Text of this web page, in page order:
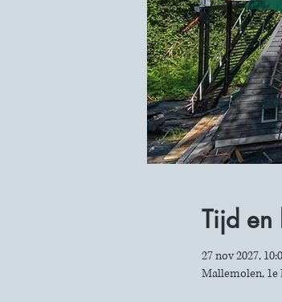
Tijd en
27 nov 2027,
Mallemolen, 1e